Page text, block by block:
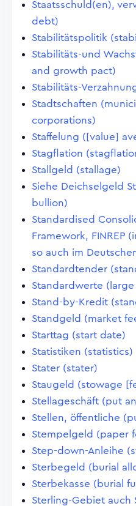
Staatsschuld(en),
debt)
Stabilitätspolitik
Stabilitäts-und
and growth pact)
Stabilitäts-
Stadtschaften
corporations)
Staffelung ([value]
Stagflation
Stallgeld (stallage)
Siehe Deichselgeld
bullion)
Standardised
Framework, FINREP
so auch im
Standardtender
Standardwerte
Stand-by-Kredit
Standgeld (market
Starttag (start date)
Statistiken (statistics)
Stater (stater)
Staugeld (stowage
Stellageschäft (put
Stellen, öffentliche
Stempelgeld (paper
Step-down-Anleihe
Sterbegeld (burial
Sterbekasse (burial
Sterling-Gebiet auch